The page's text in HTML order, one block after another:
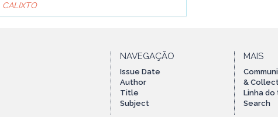
CALIXTO
NAVEGAÇÃO
Issue Date
Author
Title
Subject
MAIS
&
Linha do
Search